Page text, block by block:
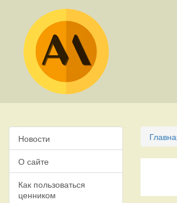
Новости
О сайте
Как пользоваться
ценником